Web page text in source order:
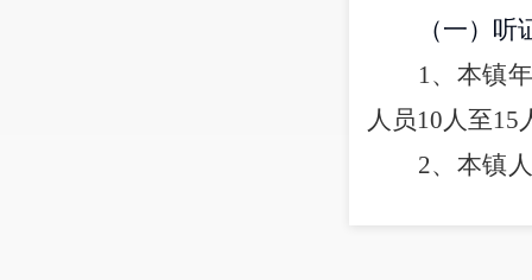
（一）
1、本镇
人员10人至15
2、本镇